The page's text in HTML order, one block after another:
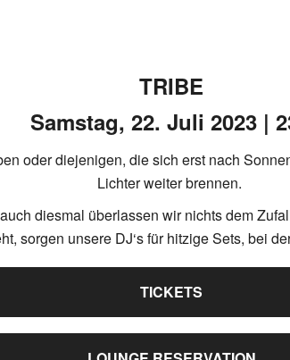
TRIBE
Samstag, 22. Juli 2023 |
oder diejenigen, die sich erst nach
Lichter weiter brennen.
diesmal überlassen wir nichts dem
sorgen unsere DJ‘s für hitzige Sets, bei
TICKETS